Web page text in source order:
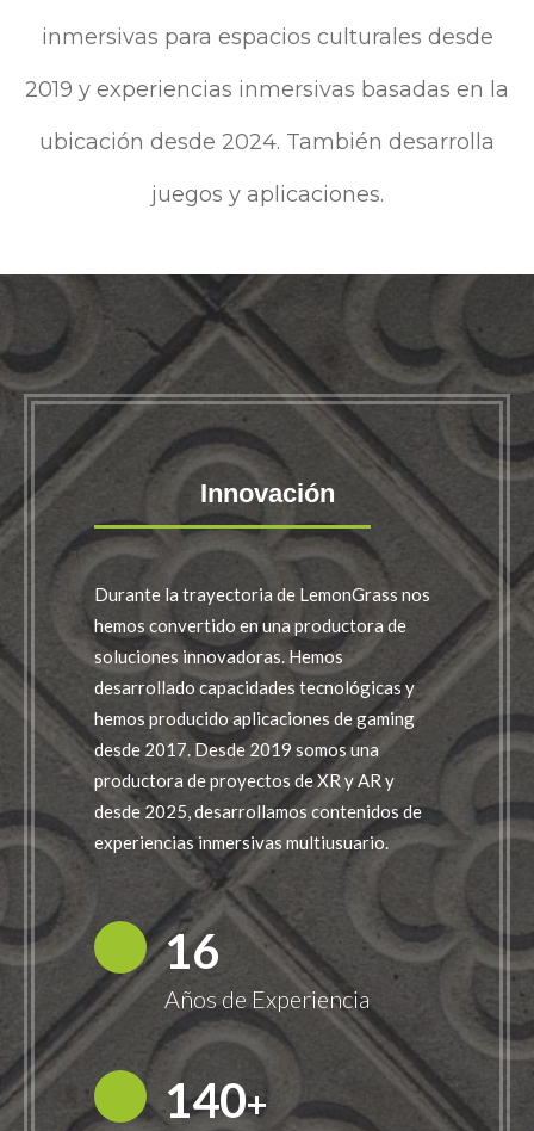
inmersivas para espacios culturales desde
2019 y experiencias inmersivas basadas en la
ubicación desde 2024. También desarrolla
juegos y aplicaciones.
Innovación
Durante la trayectoria de LemonGrass nos
hemos convertido en una productora de
soluciones innovadoras. Hemos
desarrollado capacidades tecnológicas y
hemos producido aplicaciones de gaming
desde 2017. Desde 2019 somos una
productora de proyectos de XR y AR y
desde 2025, desarrollamos contenidos de
experiencias inmersivas multiusuario.
18
Años de Experiencia
149+